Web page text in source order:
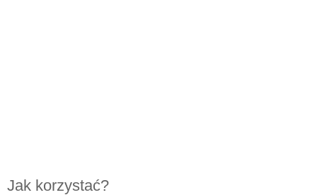
Jak korzystać?